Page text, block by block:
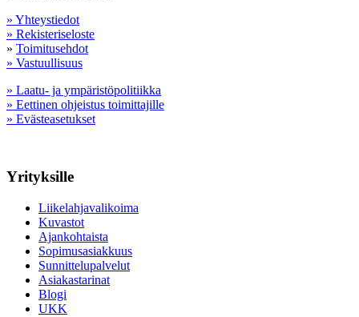
» Yhteystiedot
» Rekisteriseloste
» Toimitusehdot
» Vastuullisuus
» Laatu- ja ympäristöpolitiikka
» Eettinen ohjeistus toimittajille
» Evästeasetukset
Yrityksille
Liikelahjavalikoima
Kuvastot
Ajankohtaista
Sopimusasiakkuus
Sunnittelupalvelut
Asiakastarinat
Blogi
UKK